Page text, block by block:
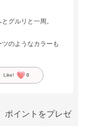
グルリと一周。
のようなカラーも
Like! 0
ポイントをプレゼ